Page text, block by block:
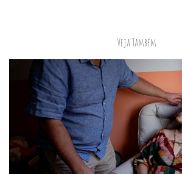
Veja Também